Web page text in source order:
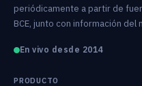
periódicamente a partir de
BCE, junto con información del
En vivo desde 2014
PRODUCTO